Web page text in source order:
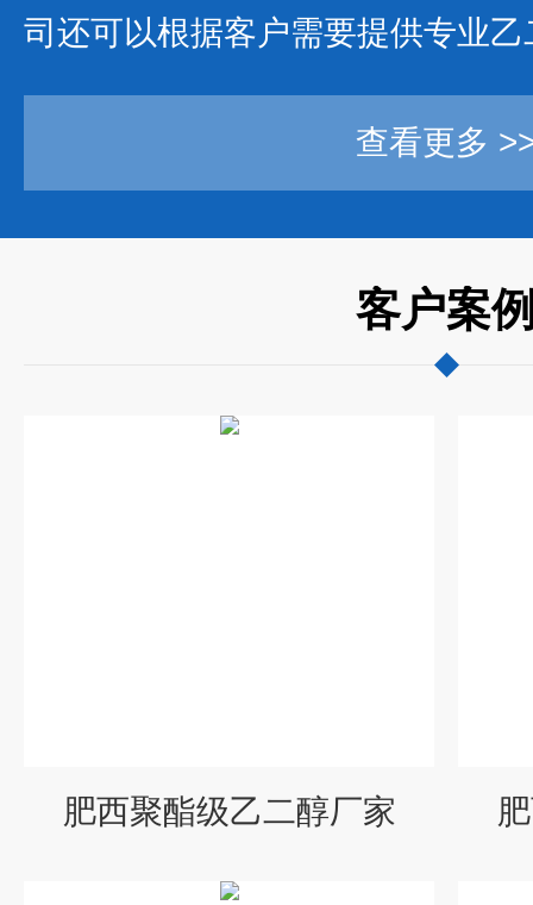
司还可以根据客户需要提供专业
查看更多
客户案
肥西聚酯级乙二醇厂家